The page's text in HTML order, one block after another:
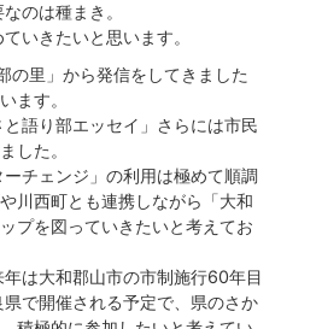
のは種まき。
いきたいと思います。
の里」から発信をしてきました
ます。
語り部エッセイ」さらには市民
した。
チェンジ」の利用は極めて順調
川西町とも連携しながら「大和
プを図っていきたいと考えてお
は大和郡山市の市制施行60年目
で開催される予定で、県のさか